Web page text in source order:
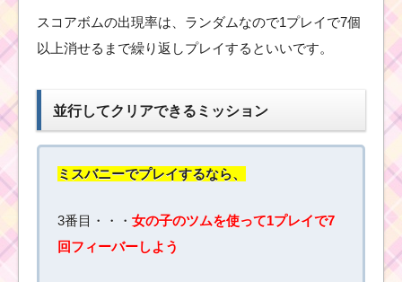
レイで消した方法
消去系スキルでボムを
スコアボムの出現率は、ランダムなので1プレイで7個
以上消せるまで繰り返しプレイするといいです。
並行してクリアできるミッション
ミスバニーでプレイするなら、
3番目・・・ 女の子のツムを使って1プレイで7
回フィーバーしよう